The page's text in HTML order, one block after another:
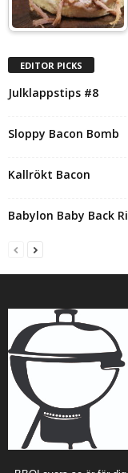
EDITOR PICKS
Julklappstips #8
Sloppy Bacon Bomb
Kallrökt Bacon
Babylon Baby Back